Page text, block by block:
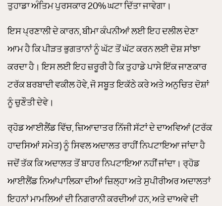
ਤੁਹਾਡਾ ਅੰਤਿਮ ਪੁਰਸਕਾਰ 20% ਘਟਾ ਦਿੱਤਾ ਜਾਵੇਗਾ।
ਇਸ ਪ੍ਰਣਾਲੀ ਦੇ ਕਾਰਨ, ਬੀਮਾ ਕੰਪਨੀਆਂ ਲਈ ਇਹ ਦਲੀਲ ਦੇਣਾ
ਆਮ ਹੈ ਕਿ ਪੀੜਤ ਭੁਗਤਾਨਾਂ ਨੂੰ ਘੱਟ ਤੋਂ ਘੱਟ ਕਰਨ ਲਈ ਦੋਸ਼ ਸਾਂਝਾ
ਕਰਦਾ ਹੈ। ਇਸ ਲਈ ਇਹ ਜ਼ਰੂਰੀ ਹੈ ਕਿ ਤੁਹਾਡੇ ਪਾਸੇ ਇੱਕ ਜਾਣਕਾਰ
ਟਰੱਕ ਬਰਬਾਦੀ ਵਕੀਲ ਹੋਵੇ, ਜੋ ਸਬੂਤ ਇਕੱਠੇ ਕਰੇ ਅਤੇ ਅਨੁਚਿਤ ਦੋਸ਼ਾਂ
ਨੂੰ ਚੁਣੌਤੀ ਦੇਵੇ।
ਰ੍ਹੋਡ ਆਈਲੈਂਡ ਵਿੱਚ, ਜ਼ਿਆਦਾਤਰ ਨਿੱਜੀ ਸੱਟਾਂ ਦੇ ਦਾਅਵਿਆਂ (ਟਰੱਕ
ਹਾਦਸਿਆਂ ਸਮੇਤ) ਨੂੰ ਸਿਵਲ ਅਦਾਲਤ ਰਾਹੀਂ ਨਿਪਟਾਇਆ ਜਾਂਦਾ ਹੈ
ਜਦੋਂ ਤੱਕ ਕਿ ਅਦਾਲਤ ਤੋਂ ਬਾਹਰ ਨਿਪਟਾਇਆ ਨਹੀਂ ਜਾਂਦਾ। ਰ੍ਹੋਡ
ਆਈਲੈਂਡ ਨਿਆਂਪਾਲਿਕਾ ਦੀਆਂ ਜ਼ਿਲ੍ਹਾ ਅਤੇ ਸੁਪੀਰੀਅਰ ਅਦਾਲਤਾਂ
ਇਹਨਾਂ ਮਾਮਲਿਆਂ ਦੀ ਨਿਗਰਾਨੀ ਕਰਦੀਆਂ ਹਨ, ਅਤੇ ਦਾਅਵੇ ਦੀ